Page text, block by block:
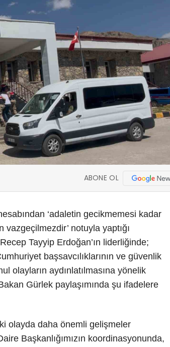
ABONE OL
‘adaletin gecikmemesi kadar
notuyla yaptığı
Tayyip Erdoğan’ın liderliğinde;
başsavcılıklarının ve güvenlik
olayların aydınlatılmasına yönelik
Gürlek paylaşımında şu ifadelere
olayda daha önemli gelişmeler
Başkanlığımızın koordinasyonunda,